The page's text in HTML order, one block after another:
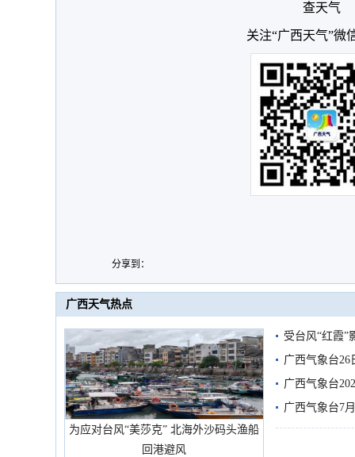
查天气
关注“广西天气”微
分享到：
广西天气热点
为应对台风“美莎克” 北海外沙码头渔船
回港避风
受台风“红霞”
有较强降雨
广西气象台26
广西气象台
预警
广西气象台7